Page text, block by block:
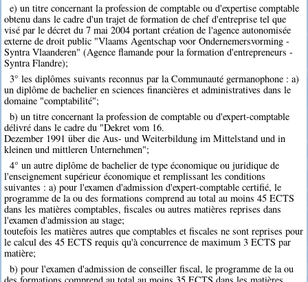
e) un titre concernant la profession de comptable ou d'expertise comptable
obtenu dans le cadre d'un trajet de formation de chef d'entreprise tel que
visé par le décret du 7 mai 2004 portant création de l'agence autonomisée
externe de droit public "Vlaams Agentschap voor Ondernemersvorming -
Syntra Vlaanderen" (Agence flamande pour la formation d'entrepreneurs -
Syntra Flandre);
3° les diplômes suivants reconnus par la Communauté germanophone : a)
un diplôme de bachelier en sciences financières et administratives dans le
domaine "comptabilité";
b) un titre concernant la profession de comptable ou d'expert-comptable
délivré dans le cadre du "Dekret vom 16.
Dezember 1991 über die Aus- und Weiterbildung im Mittelstand und in
kleinen und mittleren Unternehmen";
4° un autre diplôme de bachelier de type économique ou juridique de
l'enseignement supérieur économique et remplissant les conditions
suivantes : a) pour l'examen d'admission d'expert-comptable certifié, le
programme de la ou des formations comprend au total au moins 45 ECTS
dans les matières comptables, fiscales ou autres matières reprises dans
l'examen d'admission au stage;
toutefois les matières autres que comptables et fiscales ne sont reprises pour
le calcul des 45 ECTS requis qu'à concurrence de maximum 3 ECTS par
matière;
b) pour l'examen d'admission de conseiller fiscal, le programme de la ou